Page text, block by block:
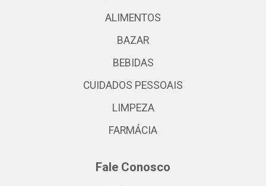
ALIMENTOS
BAZAR
BEBIDAS
CUIDADOS PESSOAIS
LIMPEZA
FARMÁCIA
Fale Conosco